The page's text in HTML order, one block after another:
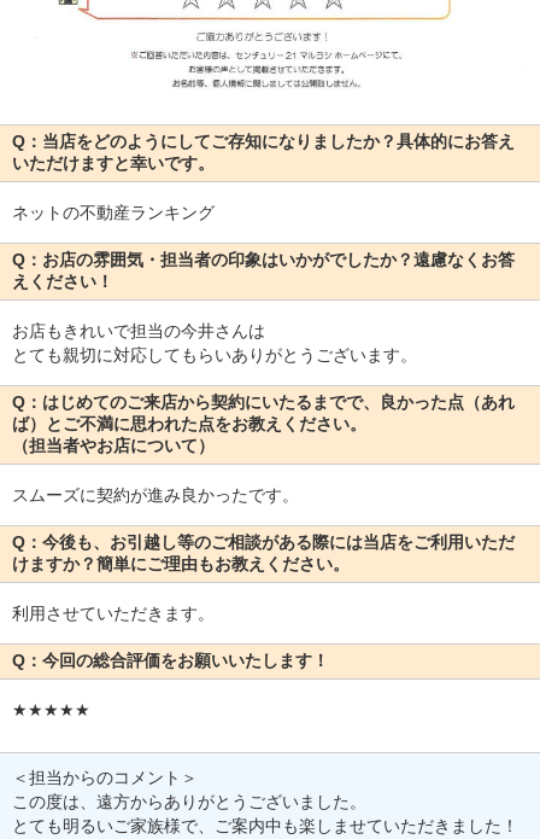
Q：当店をどのようにしてご存知になりましたか？具体的にお答え
いただけますと幸いです。
ネットの不動産ランキング
Q：お店の雰囲気・担当者の印象はいかがでしたか？遠慮なくお答
えください！
お店もきれいで担当の今井さんは
とても親切に対応してもらいありがとうございます。
Q：はじめてのご来店から契約にいたるまでで、良かった点（あれ
ば）とご不満に思われた点をお教えください。
（担当者やお店について）
スムーズに契約が進み良かったです。
Q：今後も、お引越し等のご相談がある際には当店をご利用いただ
けますか？簡単にご理由もお教えください。
利用させていただきます。
Q：今回の総合評価をお願いいたします！
★★★★★
＜担当からのコメント＞
この度は、遠方からありがとうございました。
とても明るいご家族様で、ご案内中も楽しませていただきました！